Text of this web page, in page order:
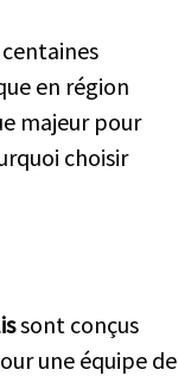
en région
majeur pour
choisir
sont conçus
une équipe de